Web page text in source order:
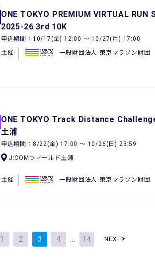
ONE TOKYO PREMIUM VIRTUAL RUN
2025-26 3rd 10K
申込期間：10/17(金) 12:00 〜 10/27(月) 17:00
主催
一般財団法人 東京マラソン財団
ONE TOKYO Track Distance
土浦
申込期間：8/22(金) 17:00 〜 10/26(日) 23:59
J:COMフィールド土浦
主催 一般財団法人 東京マラソン財団
1 2 3 4 … 14 NEXT